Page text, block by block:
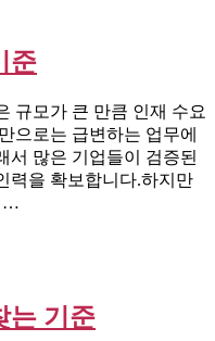
준
규모가 큰 만큼 인재 수요
으로는 급변하는 업무에
서 많은 기업들이 검증된
력을 확보합니다.하지만
…
는 기준